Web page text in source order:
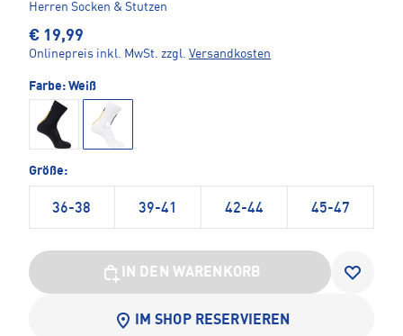
Herren Socken & Stutzen
€ 19,99
Onlinepreis inkl. MwSt. zzgl. Versandkosten
Farbe: Weiß
Größe:
36-38 39-41 42-44 45-47
IN DEN WARENKORB
IM SHOP RESERVIEREN